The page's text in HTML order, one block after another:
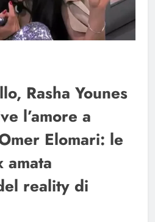
Rasha Younes
l’amore a
Elomari: le
amata
reality di